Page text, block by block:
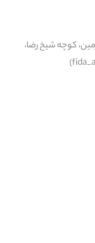
کوچه شیخ رضا،